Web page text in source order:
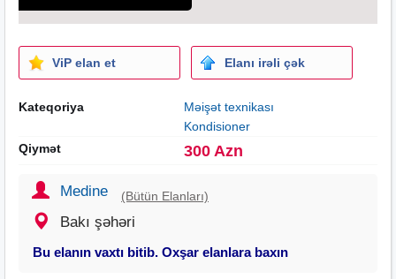
ViP elan et Elanı irəli çək
Kateqoriya
Məişət texnikası
Kondisioner
Qiymət
300 Azn
Medine (Bütün Elanları)
Bakı şəhəri
Bu elanın vaxtı bitib. Oxşar elanlara baxın